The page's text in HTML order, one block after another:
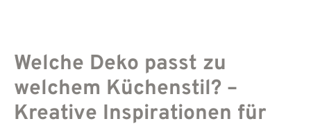
Welche Deko passt zu
welchem Küchenstil? –
Kreative Inspirationen für